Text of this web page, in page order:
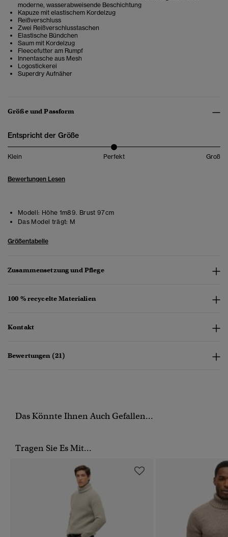
moderne, wasserabweisende Beschichtung
Kapuze mit elastischem Kordelzug
Reißverschluss
Zwei Reißverschlusstaschen
Elastische Bündchen
Saum mit Kordelzug
Fleecefutter am Rumpf
Innentasche aus Mesh
Logostickerei
Superdry Aufnäher
Größe und Passform
Entspricht der Größe
Klein Perfekt Groß
Bewertungen Lesen
Modell: Höhe 1m89. Brust 97cm
Das Model trägt: M
Größentabelle
Zusammensetzung und Pflege
100 % recycelte Materialien
Kontakt
Bewertungen (21)
Das Könnte Ihnen Auch Gefallen...
Tragen Sie Es Mit...